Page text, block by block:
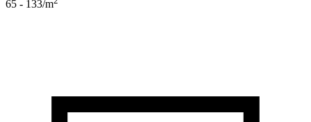
65 - 133/m